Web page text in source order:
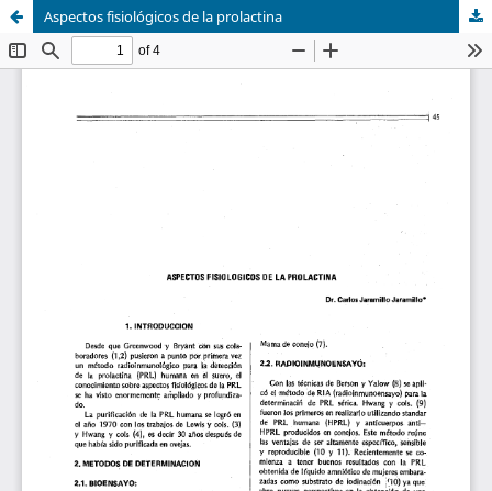
Aspectos fisiológicos de la prolactina